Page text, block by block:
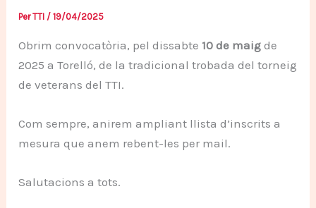
Per TTI /19/04/2025
Obrim convocatòria, pel dissabte 10 de maig de
2025 a Torelló, de la tradicional trobada del torneig
de veterans del TTI.
Com sempre, anirem ampliant llista d’inscrits a
mesura que anem rebent-les per mail.
Salutacions a tots.